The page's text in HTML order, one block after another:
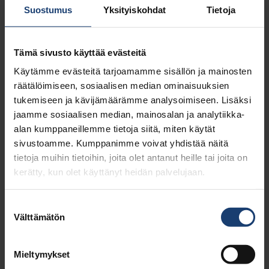
Suostumus Yksityiskohdat Tietoja
Tämä sivusto käyttää evästeitä
Käytämme evästeitä tarjoamamme sisällön ja mainosten
räätälöimiseen, sosiaalisen median ominaisuuksien
tukemiseen ja kävijämäärämme analysoimiseen. Lisäksi
jaamme sosiaalisen median, mainosalan ja analytiikka-
alan kumppaneillemme tietoja siitä, miten käytät
sivustoamme. Kumppanimme voivat yhdistää näitä
tietoja muihin tietoihin, joita olet antanut heille tai joita on
kerätty, kun olet käyttänyt heidän palvelujaan.
valinta
Välttämätön
Mieltymykset
yritykselle verkkolaskuna.
ennen seminaarin alkua, tämän jälkeen fyysiseen
tilaisuuteen tulleista peruutuksista tai saapumatta
jättämisestä laskutetaan käsittelykuluina 20
euroa.
Lisätietoja: Natalia Musina,
natalia.musina(a)puunjalostusinsinoorit.fi.
Tapahtuma on jo alkanut ja ilmoittautuminen
tapahtumaan on päättynyt.
21.11.2024 09:00 – 21.11.2024 17:00
Dipoli, Espoo / hybrid